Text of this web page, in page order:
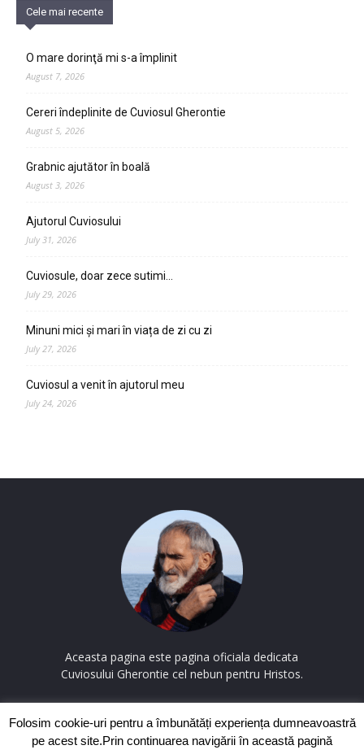
Cele mai recente
O mare dorinţă mi s-a împlinit
August 7, 2026
Cereri îndeplinite de Cuviosul Gherontie
August 5, 2026
Grabnic ajutător în boală
August 3, 2026
Ajutorul Cuviosului
July 31, 2026
Cuviosule, doar zece sutimi…
July 29, 2026
Minuni mici și mari în viața de zi cu zi
July 27, 2026
Cuviosul a venit în ajutorul meu
July 24, 2026
Aceasta pagina este pagina oficiala dedicata
Cuviosului Gherontie cel nebun pentru Hristos.
Folosim cookie-uri pentru a îmbunătăți experiența dumneavoastră
pe acest site.Prin continuarea navigării în această pagină